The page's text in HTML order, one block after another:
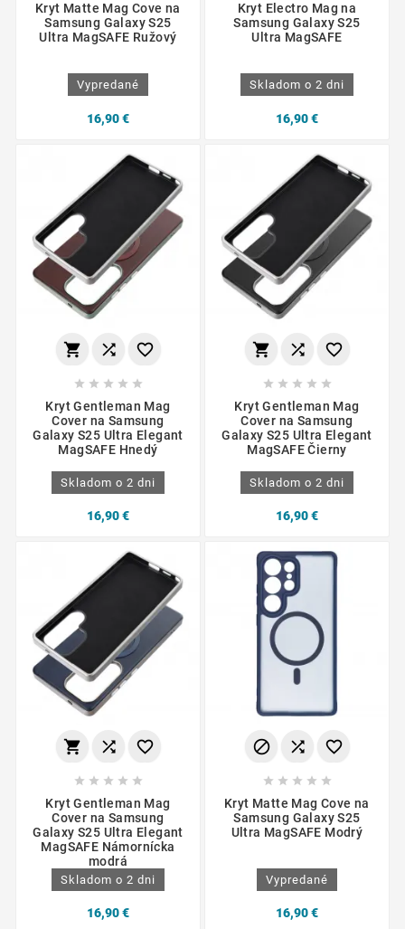
Kryt Matte Mag Cove na
Samsung Galaxy S25
Ultra MagSAFE Ružový
Vypredané
16,90 €
Kryt Electro Mag na
Samsung Galaxy S25
Ultra MagSAFE
Skladom o 2 dni
16,90 €
  
    
Kryt Gentleman Mag
Cover na Samsung
Galaxy S25 Ultra Elegant
MagSAFE Hnedý
Skladom o 2 dni
16,90 €
  
    
Kryt Gentleman Mag
Cover na Samsung
Galaxy S25 Ultra Elegant
MagSAFE Čierny
Skladom o 2 dni
16,90 €
  
    
Kryt Gentleman Mag
Cover na Samsung
Galaxy S25 Ultra Elegant
MagSAFE Námornícka
modrá
Skladom o 2 dni
16,90 €
  
    
Kryt Matte Mag Cove na
Samsung Galaxy S25
Ultra MagSAFE Modrý
Vypredané
16,90 €